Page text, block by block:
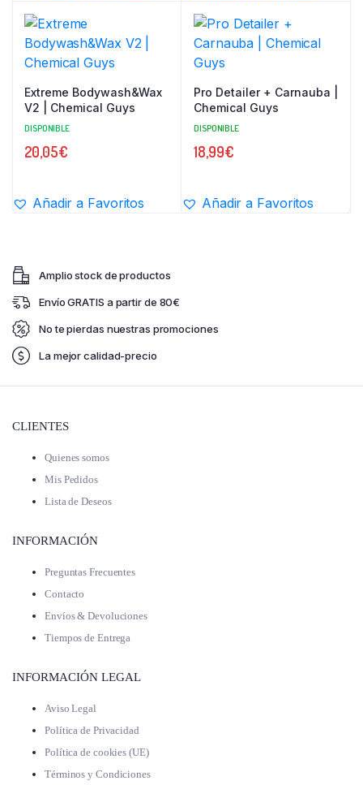
Extreme Bodywash&Wax
V2 | Chemical Guys
DISPONIBLE
20,05€
Añadir a Favoritos
Pro Detailer + Carnauba |
Chemical Guys
DISPONIBLE
18,99€
Añadir a Favoritos
Amplio stock de productos
Envío GRATIS a partir de 80€
No te pierdas nuestras promociones
La mejor calidad-precio
CLIENTES
Quienes somos
Mis Pedidos
Lista de Deseos
INFORMACIÓN
Preguntas Frecuentes
Contacto
Envíos & Devoluciones
Tiempos de Entrega
INFORMACIÓN LEGAL
Aviso Legal
Política de Privacidad
Política de cookies (UE)
Términos y Condiciones